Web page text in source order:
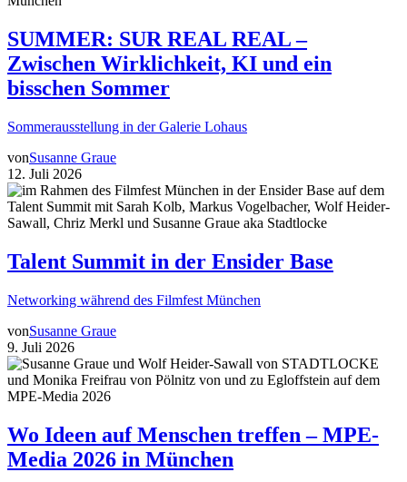
SUMMER: SUR REAL REAL –
Zwischen Wirklichkeit, KI und ein
bisschen Sommer
Sommerausstellung in der Galerie Lohaus
vonSusanne Graue
12. Juli 2026
Talent Summit in der Ensider Base
Networking während des Filmfest München
vonSusanne Graue
9. Juli 2026
Wo Ideen auf Menschen treffen – MPE-
Media 2026 in München